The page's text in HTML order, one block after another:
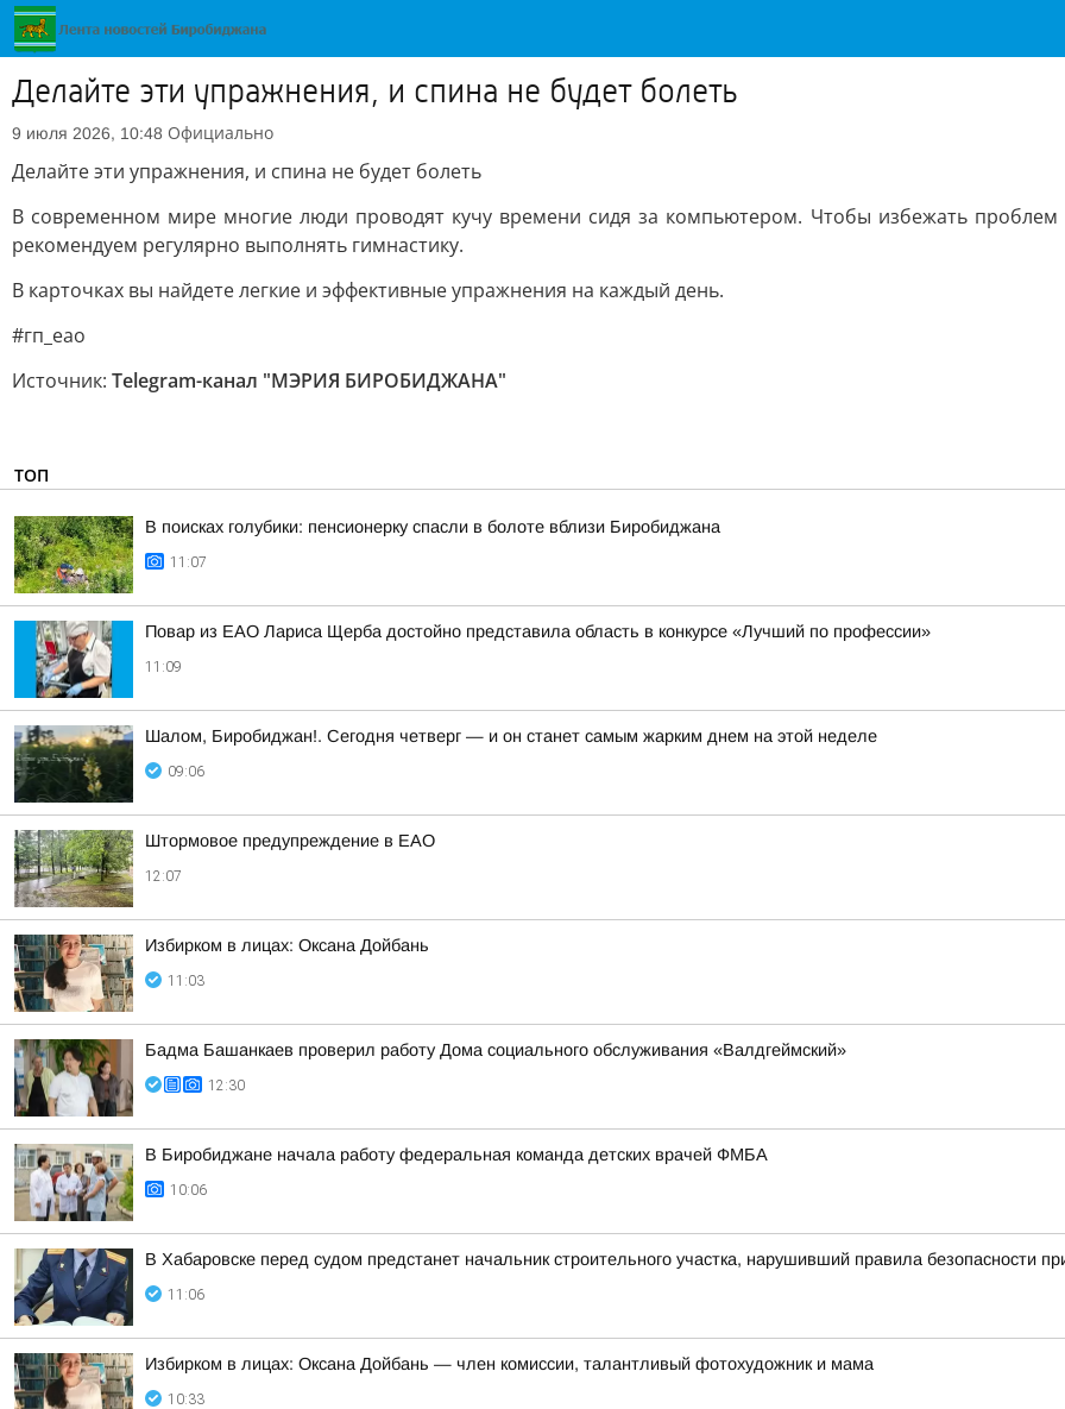
Делайте эти упражнения, и спина не будет болеть
9 июля 2026, 10:48 Официально
Делайте эти упражнения, и спина не будет болеть
В современном мире многие люди проводят кучу времени сидя за компьютером. Чтобы избежать проблем
рекомендуем регулярно выполнять гимнастику.
В карточках вы найдете легкие и эффективные упражнения на каждый день.
#гп_еао
Источник: Telegram-канал "МЭРИЯ БИРОБИДЖАНА"
ТОП
В поисках голубики: пенсионерку спасли в болоте вблизи Биробиджана
11:07
Повар из ЕАО Лариса Щерба достойно представила область в конкурсе «Лучший по профессии»
11:09
Шалом, Биробиджан!. Сегодня четверг — и он станет самым жарким днем на этой неделе
09:06
Штормовое предупреждение в ЕАО
12:07
Избирком в лицах: Оксана Дойбань
11:03
Бадма Башанкаев проверил работу Дома социального обслуживания «Валдгеймский»
12:30
В Биробиджане начала работу федеральная команда детских врачей ФМБА
10:06
В Хабаровске перед судом предстанет начальник строительного участка, нарушивший правила безопасности
11:06
Избирком в лицах: Оксана Дойбань — член комиссии, талантливый фотохудожник и мама
10:33